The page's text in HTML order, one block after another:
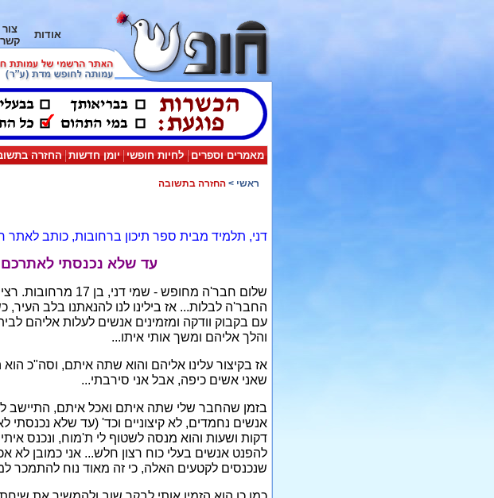
אודות
צור
קשר
מאמרים וספרים לחיות חופשי יומן חדשות החזרה
ראשי > החזרה בתשובה
דני, תלמיד מבית ספר תיכון ברחובות, כותב לאתר
עד שלא נכנסתי
שלום חבר'ה מחופש
החבר'ה לבלות... אז בילינו לנו להנאתנו בלב
עם בקבוק וודקה ומזמינים אנשים לעלות אליהם
והלך אליהם ומשך אותי איתו...
אז בקיצור עלינו אליהם והוא שתה איתם, וסה"כ
שאני אשים כיפה, אבל אני סירבתי...
בזמן שהחבר שלי שתה איתם ואכל איתם, התיישב
אנשים נחמדים, לא קיצוניים וכד' (עד שלא
דקות ושעות והוא מנסה לשטוף לי ת'מוח, ונכנס
להפנט אנשים בעלי כוח רצון חלש... אני כמובן
שנכנסים לקטעים האלה, כי זה מאוד נוח להתמכר